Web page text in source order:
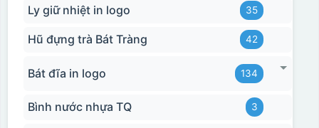
Ly giữ nhiệt in logo 35
Hũ đựng trà Bát Tràng 42
Bát đĩa in logo 134
Bình nước nhựa TQ 3